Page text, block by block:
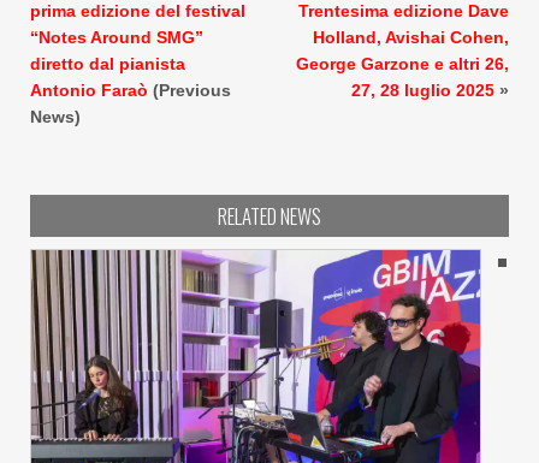
prima edizione del festival
“Notes Around SMG”
diretto dal pianista
Antonio Faraò (Previous
News)
Trentesima edizione Dave
Holland, Avishai Cohen,
George Garzone e altri 26,
27, 28 luglio 2025 »
RELATED NEWS